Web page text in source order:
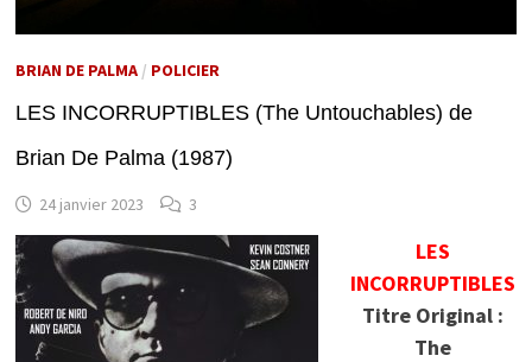
BRIAN DE PALMA/ POLICIER
LES INCORRUPTIBLES (The Untouchables) de
Brian De Palma (1987)
24 janvier 2023 3
LES
INCORRUPTIBLES
Titre Original :
The